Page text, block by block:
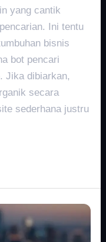
yang cantik
Ini tentu
bisnis
bot pencari
Jika dibiarkan,
secara
sederhana justru